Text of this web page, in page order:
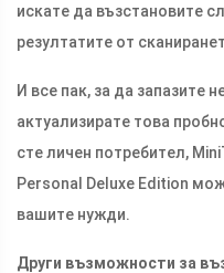
искате да възстановите
резултатите от
И все пак, за да запазите
актуализирате това
сте личен потребител,
Personal Deluxe Edition
вашите нужди.
Други възможности за